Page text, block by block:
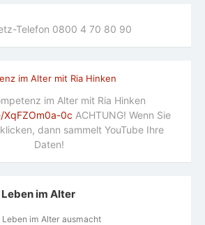
Telefon 0800 4 70 80 90
im Alter mit Ria Hinken
0c ACHTUNG! Wenn Sie
dann sammelt YouTube Ihre
Daten!
im Alter
im Alter ausmacht